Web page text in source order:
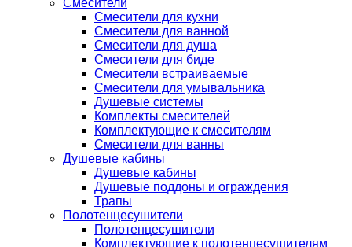
Смесители
Смесители для кухни
Смесители для ванной
Смесители для душа
Смесители для биде
Смесители встраиваемые
Смесители для умывальника
Душевые системы
Комплекты смесителей
Комплектующие к смесителям
Смесители для ванны
Душевые кабины
Душевые кабины
Душевые поддоны и ограждения
Трапы
Полотенцесушители
Полотенцесушители
Комплектующие к полотенцесушителям